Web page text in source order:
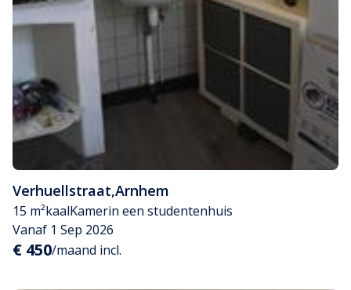
Verhuellstraat,Arnhem
15 m²kaalKamerin een studentenhuis
Vanaf 1 Sep 2026
€ 450/maand incl.